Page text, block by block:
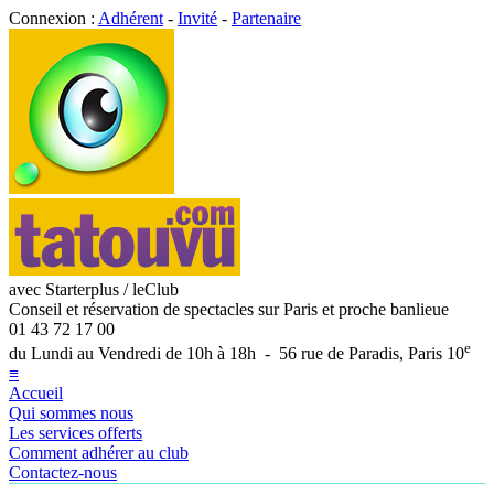
Connexion : Adhérent - Invité - Partenaire
avec Starterplus / leClub
Conseil et réservation de spectacles sur Paris et proche banlieue
01 43 72 17 00
du Lundi au Vendredi de 10h à 18h - 56 rue de Paradis, Paris 10e
≡
Accueil
Qui sommes nous
Les services offerts
Comment adhérer au club
Contactez-nous